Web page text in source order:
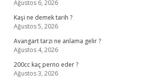
Ağustos 6, 2026
Kaşi ne demek tarih ?
Ağustos 5, 2026
Avangart tarzı ne anlama gelir ?
Ağustos 4, 2026
200cc kaç perno eder ?
Ağustos 3, 2026